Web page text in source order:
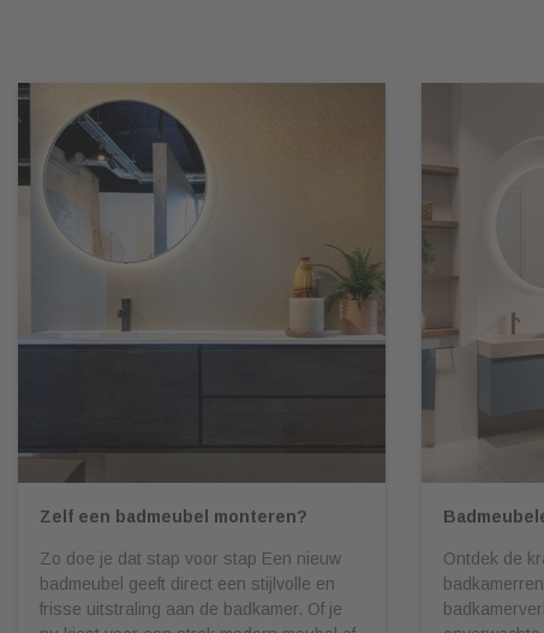
Zelf een badmeubel monteren?
Zo doe je dat stap voor stap Een nieuw
badmeubel geeft direct een stijlvolle en
frisse uitstraling aan de badkamer. Of je
Ontdek de